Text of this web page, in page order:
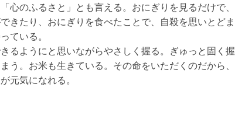
心のふるさと」とも言える。おにぎりを見るだけで、
きたり、おにぎりを食べたことで、自殺を思いとどま
ている。
るようにと思いながらやさしく握る。ぎゅっと固く握
う。お米も生きている。その命をいただくのだから、
元気になれる。